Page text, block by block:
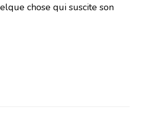
chose qui suscite son